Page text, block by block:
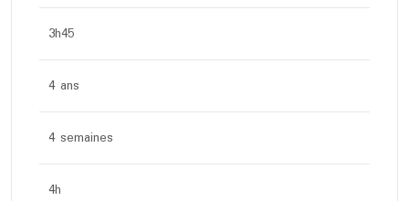
3h45
4 ans
4 semaines
4h